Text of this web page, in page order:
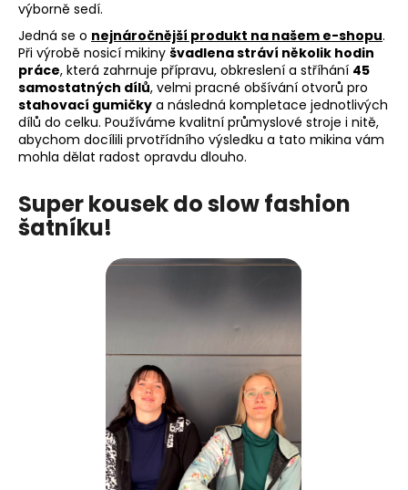
výborně sedí.
Jedná se o nejnáročnější produkt na našem e-shopu.
Při výrobě nosicí mikiny švadlena stráví několik hodin
práce, která zahrnuje přípravu, obkreslení a stříhání 45
samostatných dílů, velmi pracné obšívání otvorů pro
stahovací gumičky a následná kompletace jednotlivých
dílů do celku. Používáme kvalitní průmyslové stroje i nitě,
abychom docílili prvotřídního výsledku a tato mikina vám
mohla dělat radost opravdu dlouho.
Super kousek do slow fashion
šatníku!